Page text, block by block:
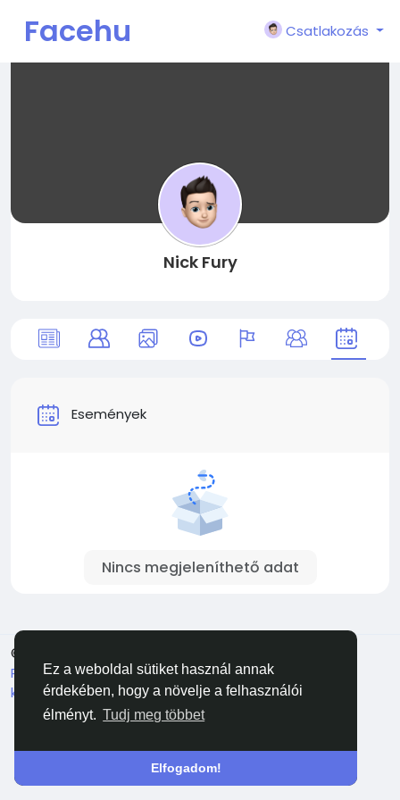
Ez a weboldal sütiket használ annak
érdekében, hogy a növelje a felhasználói
élményt. Tudj meg többet
Elfogadom!
Facehu
Csatlakozás
Nick Fury
Események
Nincs megjeleníthető adat
© 2026 Facehun
Rólunk Felhasználói feltételek Adatvédelem
kapcsolatba velünk Könyvtár